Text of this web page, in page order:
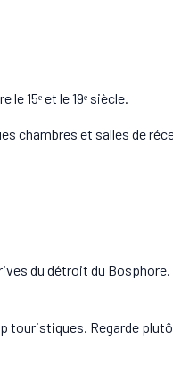
15ᵉ et le 19ᵉ siècle.
chambres et salles de
du détroit du Bosphore.
touristiques. Regarde